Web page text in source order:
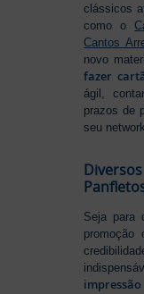
clássicos
como o
Cantos
novo
fazer
ágil,
prazos de
seu
Seja para
promoção